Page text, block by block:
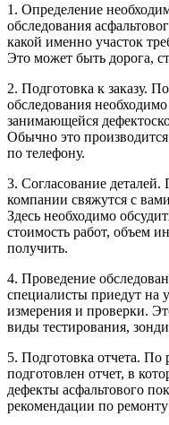
1. Определение
обследования
какой именно участок
Это может быть дорога,
2. Подготовка к заказу.
обследования
занимающейся
Обычно это
по телефону.
3. Согласование
компании свяжутся с
Здесь необходимо
стоимость работ, объем
получить.
4. Проведение
специалисты приедут на
измерения и проверки.
виды тестирования,
5. Подготовка отчета. По
подготовлен отчет, в
дефекты асфальтового
рекомендации по